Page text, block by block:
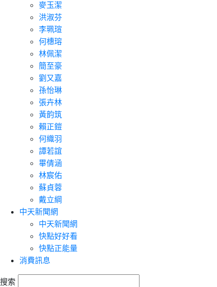
麥玉潔
洪淑芬
李珮瑄
何橞瑢
林佩潔
簡至豪
劉又嘉
孫怡琳
張卉林
黃韵筑
賴正鎧
何織羽
譚若誼
畢倩涵
林宸佑
蘇貞蓉
戴立綱
中天新聞網
中天新聞網
快點好好看
快點正能量
消費訊息
搜索